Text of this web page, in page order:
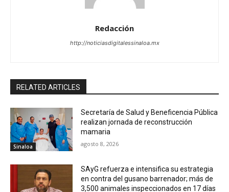
Redacción
http://noticiasdigitalessinaloa.mx
RELATED ARTICLES
Sinaloa
Secretaría de Salud y Beneficencia Pública
realizan jornada de reconstrucción
mamaria
agosto 8, 2026
SAyG refuerza e intensifica su estrategia
en contra del gusano barrenador; más de
3,500 animales inspeccionados en 17 días